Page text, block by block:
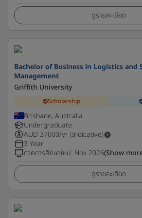
ดูรายละเอียด
Bachelor of Business in Logistics and
Management
Griffith University
Scholarship
Brisbane, Australia
Undergraduate
AUD 37000/yr (Indicative)
3 Year
ภาคการศึกษาใหม่: Nov 2026(Show
ดูรายละเอียด